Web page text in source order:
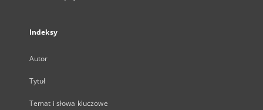
Indeksy
Autor
Tytuł
Temat i słowa kluczowe